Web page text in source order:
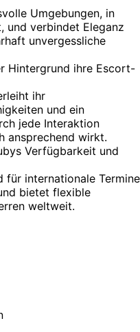
Umgebungen, in
und verbindet Eleganz
unvergessliche
Hintergrund ihre Escort-
ihr
und ein
jede Interaktion
ansprechend wirkt.
Verfügbarkeit und
für internationale Termine
bietet flexible
weltweit.